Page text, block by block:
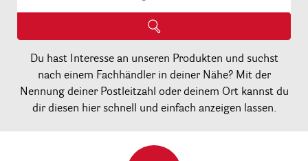
Du hast Interesse an unseren Produkten und suchst
nach einem Fachhändler in deiner Nähe? Mit der
Nennung deiner Postleitzahl oder deinem Ort kannst du
dir diesen hier schnell und einfach anzeigen lassen.